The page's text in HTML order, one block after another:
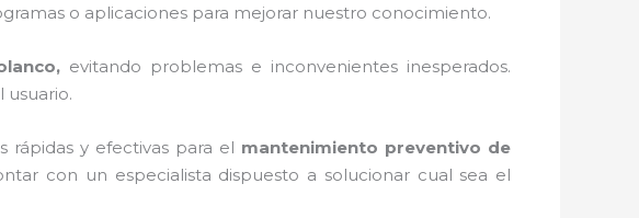
o aplicaciones para mejorar nuestro conocimiento.
evitando problemas e inconvenientes inesperados.
rápidas y efectivas para el mantenimiento preventivo de
con un especialista dispuesto a solucionar cual sea el